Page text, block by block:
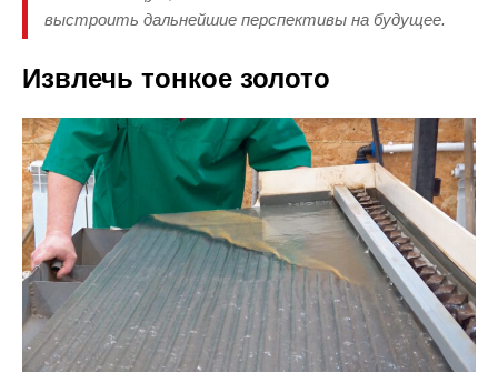
выстроить дальнейшие перспективы на будущее.
Извлечь тонкое золото